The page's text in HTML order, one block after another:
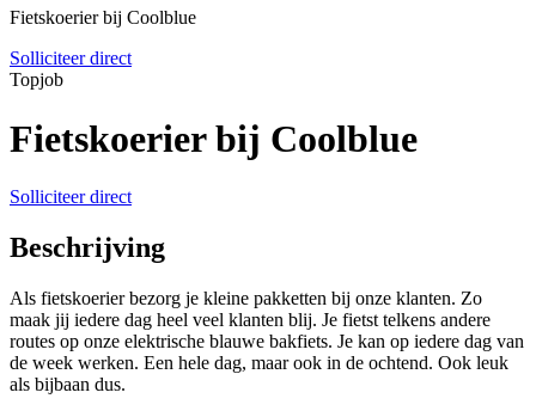
Fietskoerier bij Coolblue
Solliciteer direct
Topjob
Fietskoerier bij Coolblue
Solliciteer direct
Beschrijving
Als fietskoerier bezorg je kleine pakketten bij onze klanten. Zo
maak jij iedere dag heel veel klanten blij. Je fietst telkens andere
routes op onze elektrische blauwe bakfiets. Je kan op iedere dag van
de week werken. Een hele dag, maar ook in de ochtend. Ook leuk
als bijbaan dus.